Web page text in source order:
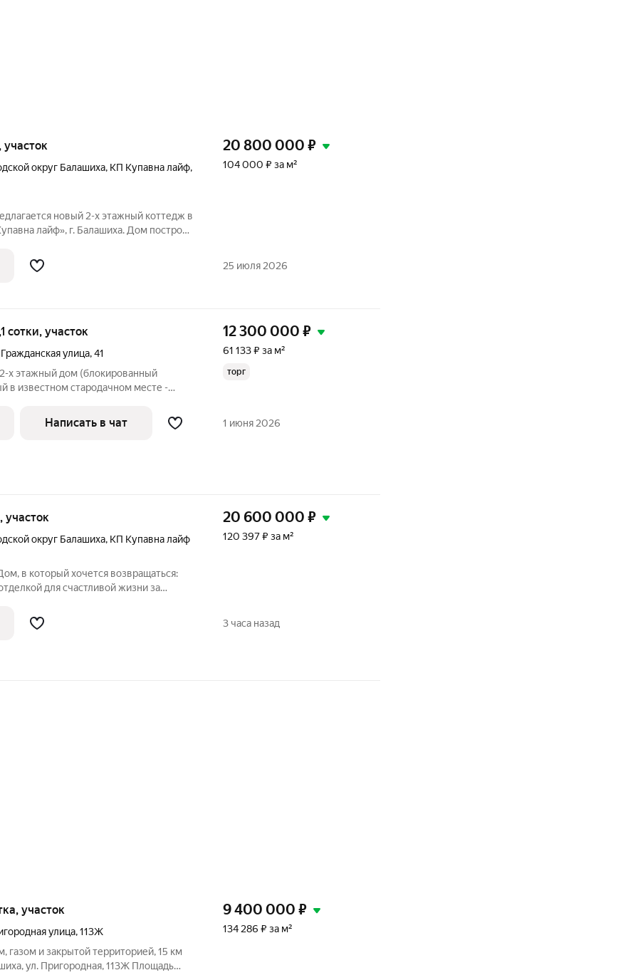
участок
округ Балашиха, КП Купавна лайф,
новый 2-х этажный коттедж в
лайф», г. Балашиха. Дом построен
штукатурка «Короед». Перекрытия
20 800 000 ₽
104 000 ₽ за м²
25 июля 2026
сотки, участок
Гражданская улица,41
х этажный дом (блокированный
в известном стародачном месте -
- 10 мин пешком, но в
12 300 000 ₽
61 133 ₽ за м²
торг
Написать в чат 1 июня 2026
участок
округ Балашиха, КП Купавна лайф
в который хочется возвращаться:
для счастливой жизни за
пространство светом, и уют
20 600 000 ₽
120 397 ₽ за м²
3 часа назад
участок
улица,113Ж
газом и закрытой территорией, 15 км
ул. Пригородная, 113Ж Площадь
9 400 000 ₽
134 286 ₽ за м²